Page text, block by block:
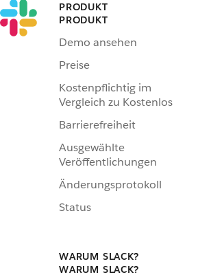
PRODUKT
PRODUKT
Demo ansehen
Preise
Kostenpflichtig im
Vergleich zu Kostenlos
Barrierefreiheit
Ausgewählte
Veröffentlichungen
Änderungsprotokoll
Status
WARUM SLACK?
WARUM SLACK?